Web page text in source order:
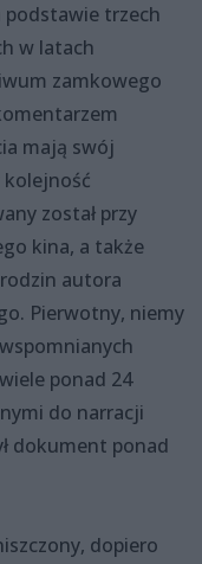
podstawie trzech
w latach
zamkowego
mają swój
kolejność
został przy
kina, a także
autora
Pierwotny, niemy
ponad 24
do narracji
dokument ponad
dopiero